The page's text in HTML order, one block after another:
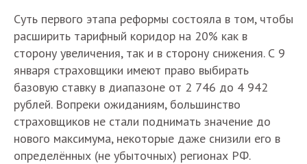
Суть первого этапа реформы состояла в том, чтобы
расширить тарифный коридор на 20% как в
сторону увеличения, так и в сторону снижения. С 9
января страховщики имеют право выбирать
базовую ставку в диапазоне от 2 746 до 4 942
рублей. Вопреки ожиданиям, большинство
страховщиков не стали поднимать значение до
нового максимума, некоторые даже снизили его в
определённых (не убыточных) регионах РФ.